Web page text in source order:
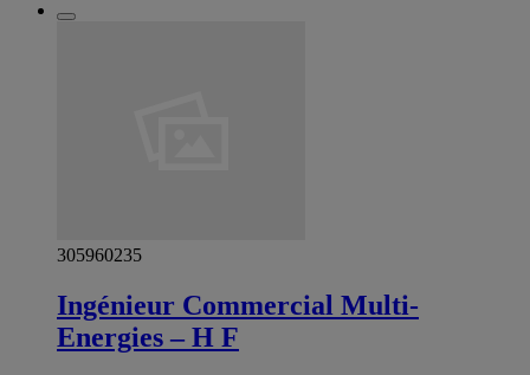
305960235
Ingénieur Commercial Multi-
Energies – H F